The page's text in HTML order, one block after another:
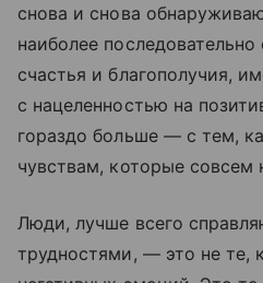
снова и снова
наиболее
счастья и благополучия,
с нацеленностью на
гораздо больше — с тем,
чувствам, которые совсем
Люди, лучше всего
трудностями, — это не те,